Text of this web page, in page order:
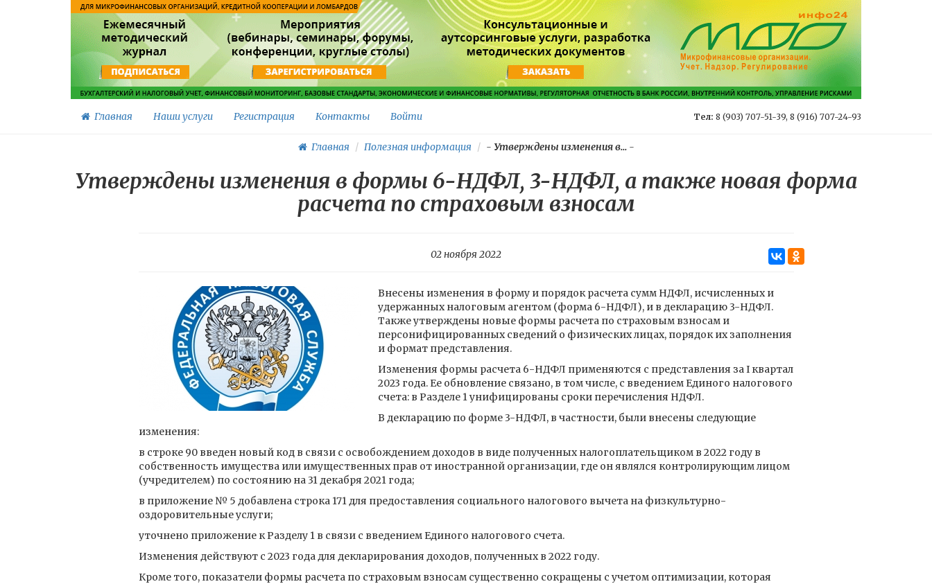
Главная Наши услуги Регистрация Контакты Войти Тел: 8 (903) 707-51-39, 8 (916) 707-24-93
Главная Полезная информация - Утверждены изменения в...-
Утверждены изменения в формы 6-НДФЛ, 3-НДФЛ, а также новая форма
расчета по страховым взносам
02 ноября 2022
Внесены изменения в форму и порядок расчета сумм НДФЛ, исчисленных и
удержанных налоговым агентом (форма 6-НДФЛ), и в декларацию 3-НДФЛ.
Также утверждены новые формы расчета по страховым взносам и
персонифицированных сведений о физических лицах, порядок их заполнения
и формат представления.
Изменения формы расчета 6-НДФЛ применяются с представления за I квартал
2023 года. Ее обновление связано, в том числе, с введением Единого налогового
счета: в Разделе 1 унифицированы сроки перечисления НДФЛ.
В декларацию по форме 3-НДФЛ, в частности, были внесены следующие
изменения:
в строке 90 введен новый код в связи с освобождением доходов в виде полученных налогоплательщиком в 2022 году в
собственность имущества или имущественных прав от иностранной организации, где он являлся контролирующим лицом
(учредителем) по состоянию на 31 декабря 2021 года;
в приложение № 5 добавлена строка 171 для предоставления социального налогового вычета на физкультурно-
оздоровительные услуги;
уточнено приложение к Разделу 1 в связи с введением Единого налогового счета.
Изменения действуют с 2023 года для декларирования доходов, полученных в 2022 году.
Кроме того, показатели формы расчета по страховым взносам существенно сокращены с учетом оптимизации, которая